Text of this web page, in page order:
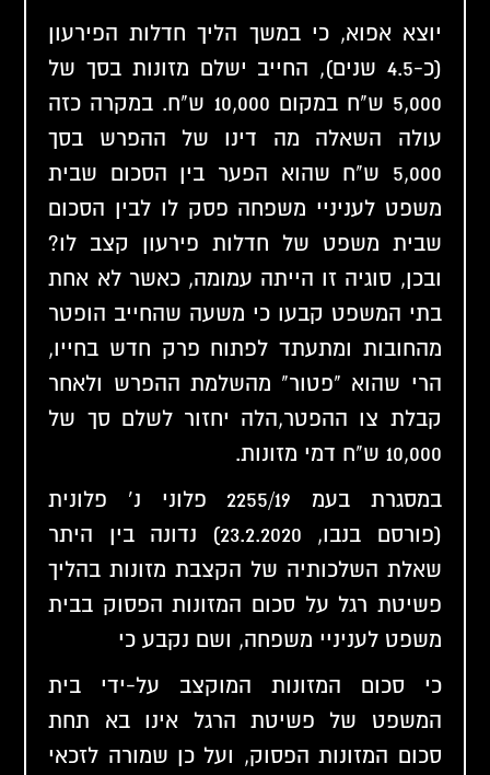
יוצא אפוא, כי במשך הליך חדלות הפירעון
(כ-4.5 שנים), החייב ישלם מזונות בסך של
5,000 ש"ח במקום 10,000 ש"ח. במקרה כזה
עולה השאלה מה דינו של ההפרש בסך
5,000 ש"ח שהוא הפער בין הסכום שבית
משפט לעניניי משפחה פסק לו לבין הסכום
שבית משפט של חדלות פירעון קצב לו?
ובכן, סוגיה זו הייתה עמומה, כאשר לא אחת
בתי המשפט קבעו כי משעה שהחייב הופטר
מהחובות ומתעתד לפתוח פרק חדש בחייו,
הרי שהוא "פטור" מהשלמת ההפרש ולאחר
קבלת צו ההפטר,הלה יחזור לשלם סך של
10,000 ש"ח דמי מזונות.
במסגרת בעמ 2255/19 פלוני נ' פלונית
(פורסם בנבו, 23.2.2020) נדונה בין היתר
שאלת השלכותיה של הקצבת מזונות בהליך
פשיטת רגל על סכום המזונות הפסוק בבית
משפט לעניניי משפחה, ושם נקבע כי
כי סכום המזונות המוקצב על-ידי בית
המשפט של פשיטת הרגל אינו בא תחת
סכום המזונות הפסוק, ועל כן שמורה לזכאי